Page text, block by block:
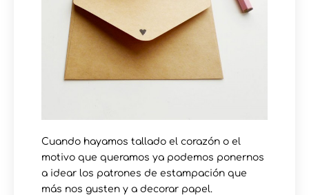
Cuando hayamos tallado el corazón o el
motivo que queramos ya podemos ponernos
a idear los patrones de estampación que
más nos gusten y a decorar papel.